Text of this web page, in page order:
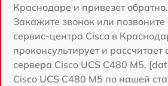
Краснодаре и привезет обратно.
Закажите звонок или
сервис-центра Cisco в
проконсультирует и рассчитает
сервера Cisco UCS C480 M5.
Cisco UCS C480 M5 по нашей